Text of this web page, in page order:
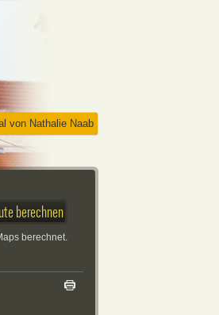
von Nathalie Naab
berechnet.